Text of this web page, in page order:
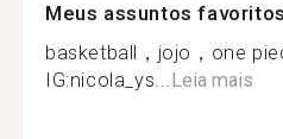
Meus assuntos favoritos
basketball，jojo，one
IG:nicola_ys...Leia mais